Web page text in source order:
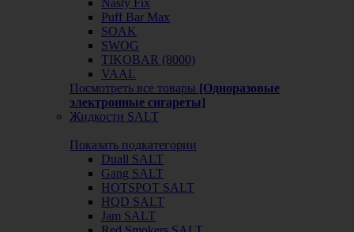
Puff Bar Max
SOAK
SWOG
TIKOBAR (8000)
VAAL
Посмотреть все товары [Одноразовые
электронные сигареты]
Жидкости SALT
Показать подкатегории
Duall SALT
Gang SALT
HOTSPOT SALT
HQD SALT
Jam SALT